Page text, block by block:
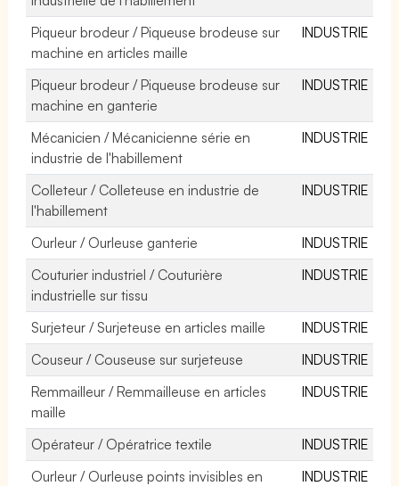
Piqueur brodeur / Piqueuse brodeuse sur
machine en articles maille
INDUSTRIE
Piqueur brodeur / Piqueuse brodeuse sur
machine en ganterie
INDUSTRIE
Mécanicien / Mécanicienne série en
industrie de l'habillement
INDUSTRIE
Colleteur / Colleteuse en industrie de
l'habillement
INDUSTRIE
Ourleur / Ourleuse ganterie
INDUSTRIE
Couturier industriel / Couturière
industrielle sur tissu
INDUSTRIE
Surjeteur / Surjeteuse en articles maille
INDUSTRIE
Couseur / Couseuse sur surjeteuse
INDUSTRIE
Remmailleur / Remmailleuse en articles
maille
INDUSTRIE
Opérateur / Opératrice textile
INDUSTRIE
Ourleur / Ourleuse points invisibles en
INDUSTRIE